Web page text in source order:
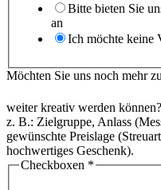
Bitte bieten Sie
an
Ich möchte keine
Möchten Sie uns noch mehr
weiter kreativ werden können?
z. B.: Zielgruppe, Anlass
gewünschte Preislage
hochwertiges Geschenk).
Checkboxen *